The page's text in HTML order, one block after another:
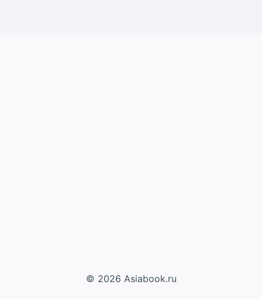
© 2026 Asiabook.ru